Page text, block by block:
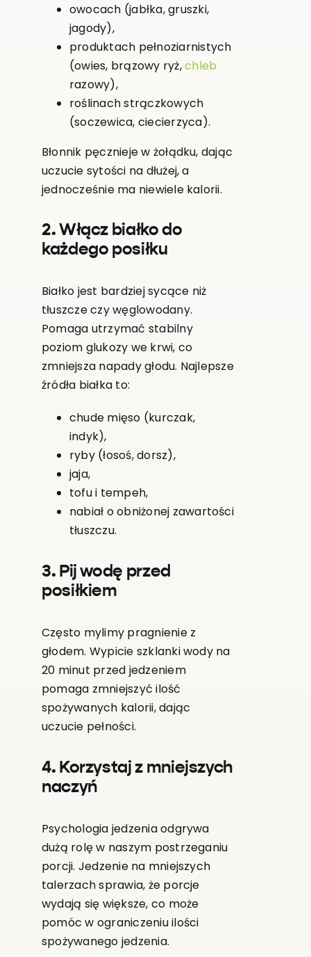
owocach (jabłka, gruszki,
jagody),
produktach pełnoziarnistych
(owies, brązowy ryż,chleb
razowy),
roślinach strączkowych
(soczewica, ciecierzyca).
Błonnik pęcznieje w żołądku, dając
uczucie sytości na dłużej, a
jednocześnie ma niewiele kalorii.
2. Włącz białko do
każdego posiłku
Białko jest bardziej sycące niż
tłuszcze czy węglowodany.
Pomaga utrzymać stabilny
poziom glukozy we krwi, co
zmniejsza napady głodu. Najlepsze
źródła białka to:
chude mięso (kurczak,
indyk),
ryby (łosoś, dorsz),
jaja,
tofu i tempeh,
nabiał o obniżonej zawartości
tłuszczu.
3. Pij wodę przed
posiłkiem
Często mylimy pragnienie z
głodem. Wypicie szklanki wody na
20 minut przed jedzeniem
pomaga zmniejszyć ilość
spożywanych kalorii, dając
uczucie pełności.
4. Korzystaj z mniejszych
naczyń
Psychologia jedzenia odgrywa
dużą rolę w naszym postrzeganiu
porcji. Jedzenie na mniejszych
talerzach sprawia, że porcje
wydają się większe, co może
pomóc w ograniczeniu ilości
spożywanego jedzenia.